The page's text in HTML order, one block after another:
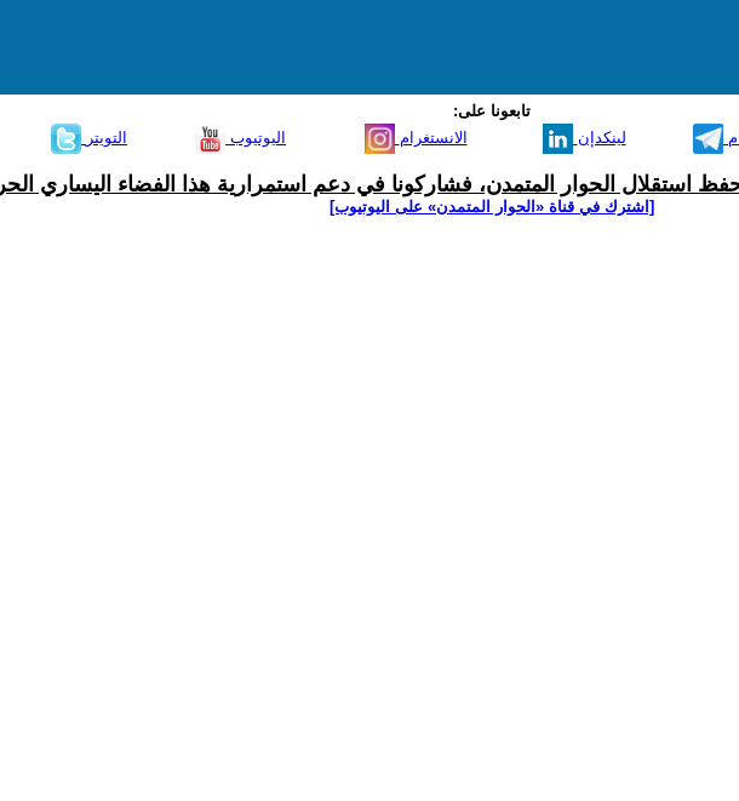
تابعونا على:
التويتر اليوتيوب الانستغرام لينكدإن
استقلال الحوار المتمدن، فشاركونا في دعم استمرارية هذا الفضاء اليساري الحر
[اشترك في قناة ‫«الحوار المتمدن» على اليوتيوب]